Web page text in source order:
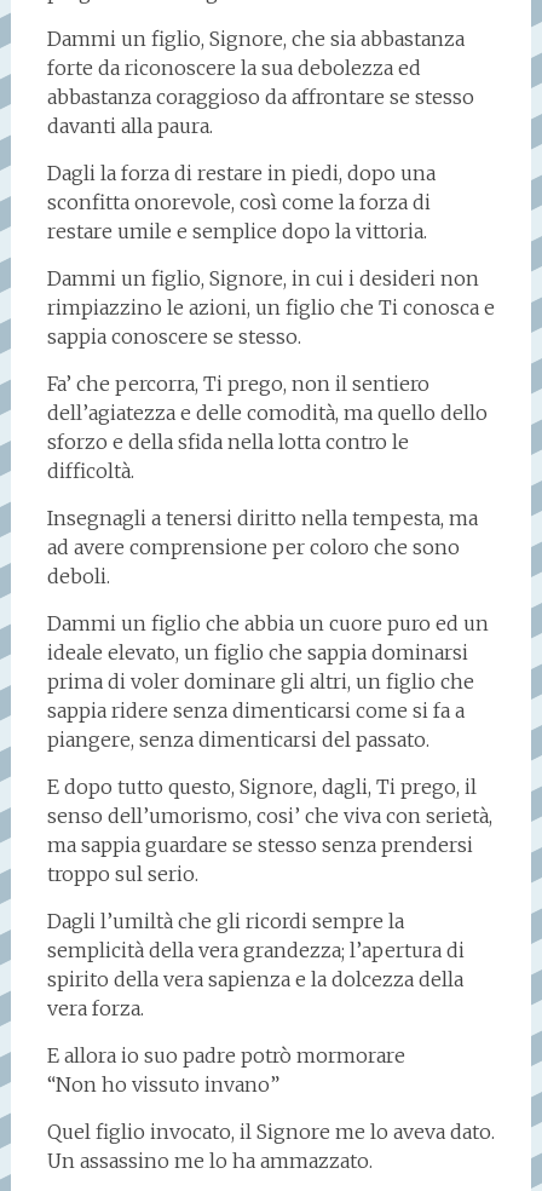
Dammi un figlio, Signore, che sia abbastanza
forte da riconoscere la sua debolezza ed
abbastanza coraggioso da affrontare se stesso
davanti alla paura.
Dagli la forza di restare in piedi, dopo una
sconfitta onorevole, così come la forza di
restare umile e semplice dopo la vittoria.
Dammi un figlio, Signore, in cui i desideri non
rimpiazzino le azioni, un figlio che Ti conosca e
sappia conoscere se stesso.
Fa’ che percorra, Ti prego, non il sentiero
dell’agiatezza e delle comodità, ma quello dello
sforzo e della sfida nella lotta contro le
difficoltà.
Insegnagli a tenersi diritto nella tempesta, ma
ad avere comprensione per coloro che sono
deboli.
Dammi un figlio che abbia un cuore puro ed un
ideale elevato, un figlio che sappia dominarsi
prima di voler dominare gli altri, un figlio che
sappia ridere senza dimenticarsi come si fa a
piangere, senza dimenticarsi del passato.
E dopo tutto questo, Signore, dagli, Ti prego, il
senso dell’umorismo, cosi’ che viva con serietà,
ma sappia guardare se stesso senza prendersi
troppo sul serio.
Dagli l’umiltà che gli ricordi sempre la
semplicità della vera grandezza; l’apertura di
spirito della vera sapienza e la dolcezza della
vera forza.
E allora io suo padre potrò mormorare
“Non ho vissuto invano”
Quel figlio invocato, il Signore me lo aveva dato.
Un assassino me lo ha ammazzato.